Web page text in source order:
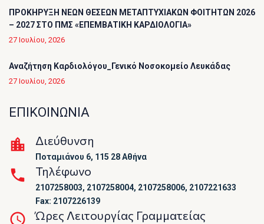
ΠΡΟΚΗΡΥΞΗ ΝΕΩΝ ΘΕΣΕΩΝ ΜΕΤΑΠΤΥΧΙΑΚΩΝ ΦΟΙΤΗΤΩΝ 2026
– 2027 ΣΤΟ ΠΜΣ «ΕΠΕΜΒΑΤΙΚΗ ΚΑΡΔΙΟΛΟΓΙΑ»
27 Ιουλίου, 2026
Αναζήτηση Καρδιολόγου_Γενικό Νοσοκομείο Λευκάδας
27 Ιουλίου, 2026
ΕΠΙΚΟΙΝΩΝΙΑ
Διεύθυνση
Ποταμιάνου 6, 115 28 Αθήνα
Τηλέφωνο
2107258003, 2107258004, 2107258006, 2107221633
Fax: 2107226139
Ώρες Λειτουργίας Γραμματείας